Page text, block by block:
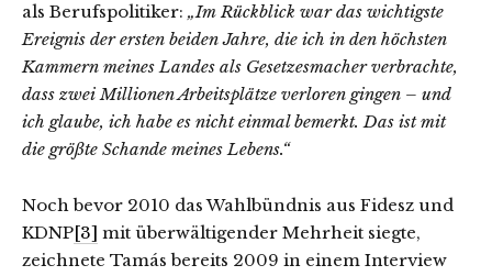
als Berufspolitiker: „Im Rückblick war das wichtigste
Ereignis der ersten beiden Jahre, die ich in den höchsten
Kammern meines Landes als Gesetzesmacher verbrachte,
dass zwei Millionen Arbeitsplätze verloren gingen – und
ich glaube, ich habe es nicht einmal bemerkt. Das ist mit
die größte Schande meines Lebens.“
Noch bevor 2010 das Wahlbündnis aus Fidesz und
KDNP[3] mit überwältigender Mehrheit siegte,
zeichnete Tamás bereits 2009 in einem Interview